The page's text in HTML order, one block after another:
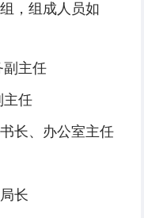
，组成人员如
副主任
主任
长、办公室主任
长